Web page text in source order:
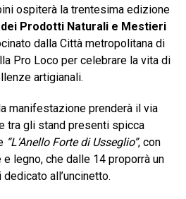
ospiterà la trentesima edizione
Prodotti Naturali e Mestieri
dalla Città metropolitana di
Pro Loco per celebrare la vita di
artigianali.
manifestazione prenderà il via
tra gli stand presenti spicca
“L’Anello Forte di Usseglio”, con
legno, che dalle 14 proporrà un
all’uncinetto.